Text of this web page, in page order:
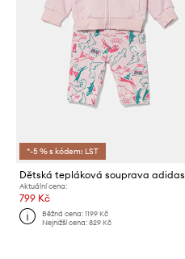
*-5 % s kódem: LST
Dětská tepláková souprava adidas
Aktuální cena:
799 Kč
Běžná cena:1199 Kč
Nejnižší cena:829 Kč